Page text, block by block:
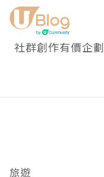
社群創作有價企劃
旅遊